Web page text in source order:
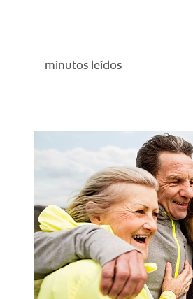
minutos leídos